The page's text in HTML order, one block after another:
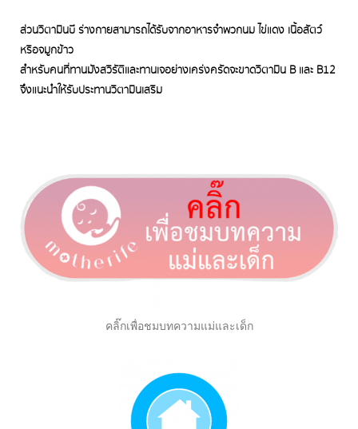
ส่วนวิตามินบี ร่างกายสามารถได้รับจากอาหารจำพวกนม ไข่แดง เนื้อสัตว์
หรือจมูกข้าว
สำหรับคนที่ทานมังสวิรัติและทานเจอย่างเคร่งครัดจะขาดวิตามิน B และ B12
จึงแนะนำให้รับประทานวิตามินเสริม
คลิ๊กเพื่อชมบทความแม่และเด็ก